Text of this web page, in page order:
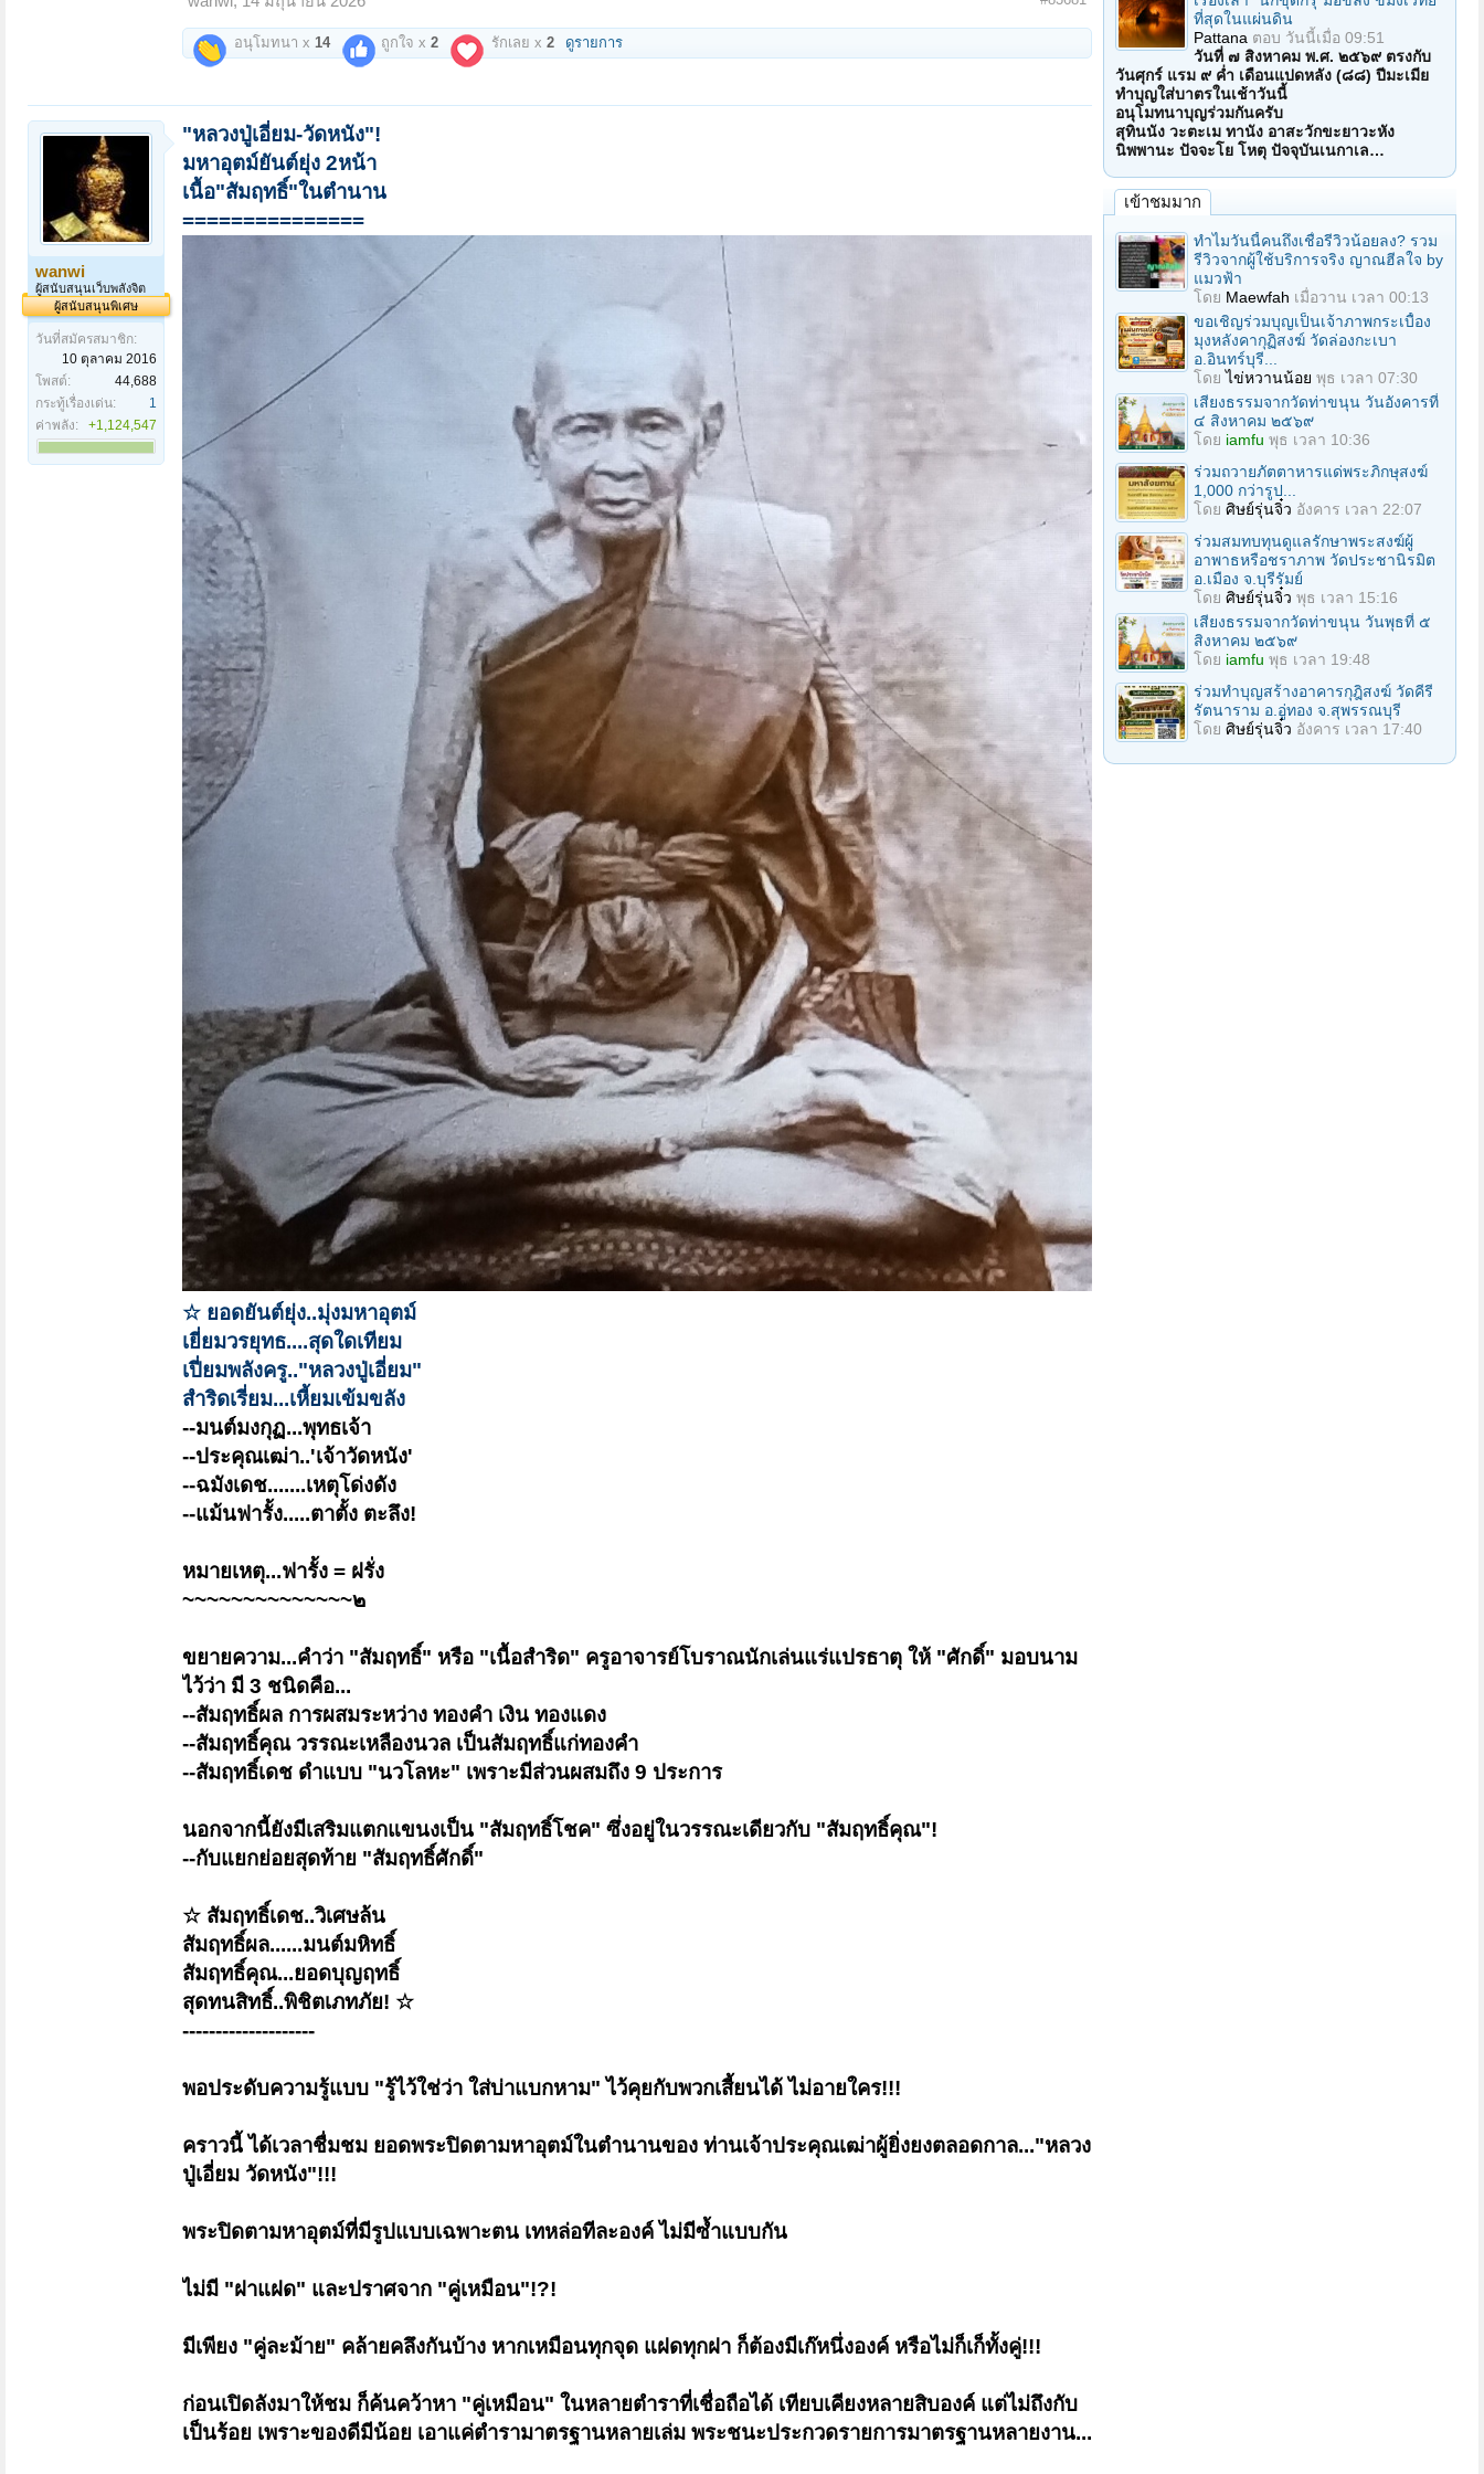
อนุโมทนา x 14 ถูกใจ x 2 รักเลย x 2 ดูรายการ
wanwi
ผู้สนับสนุนเว็บพลังจิต
ผู้สนับสนุนพิเศษ
วันที่สมัครสมาชิก:
10 ตุลาคม 2016
โพสต์:
44,688
กระทู้เรื่องเด่น:
1
ค่าพลัง:
+1,124,547
"หลวงปู่เอี่ยม-วัดหนัง"!
มหาอุตม์ยันต์ยุ่ง 2หน้า
เนื้อ"สัมฤทธิ์"ในตำนาน
===============
☆ ยอดยันต์ยุ่ง..มุ่งมหาอุตม์
เยี่ยมวรยุทธ....สุดใดเทียม
เปี่ยมพลังครู.."หลวงปู่เอี่ยม"
สำริดเรี่ยม...เหี้ยมเข้มขลัง
--มนต์มงกุฏ...พุทธเจ้า
--ประคุณเฒ่า..'เจ้าวัดหนัง'
--ฉมังเดช.......เหตุโด่งดัง
--แม้นฟารั้ง.....ตาตั้ง ตะลึง!
หมายเหตุ...ฟารั้ง = ฝรั่ง
~~~~~~~~~~~~~~๒
ขยายความ...คำว่า "สัมฤทธิ์" หรือ "เนื้อสำริด" ครูอาจารย์โบราณนักเล่นแร่แปรธาตุ ให้ "ศักดิ์" มอบนาม
ไว้ว่า มี 3 ชนิดคือ...
--สัมฤทธิ์ผล การผสมระหว่าง ทองคำ เงิน ทองแดง
--สัมฤทธิ์คุณ วรรณะเหลืองนวล เป็นสัมฤทธิ์แก่ทองคำ
--สัมฤทธิ์เดช ดำแบบ "นวโลหะ" เพราะมีส่วนผสมถึง 9 ประการ
นอกจากนี้ยังมีเสริมแตกแขนงเป็น "สัมฤทธิ์โชค" ซึ่งอยู่ในวรรณะเดียวกับ "สัมฤทธิ์คุณ"!
--กับแยกย่อยสุดท้าย "สัมฤทธิ์ศักดิ์"
☆ สัมฤทธิ์เดช..วิเศษล้น
สัมฤทธิ์ผล......มนต์มหิทธิ์
สัมฤทธิ์คุณ...ยอดบุญฤทธิ์
สุดทนสิทธิ์..พิชิตเภทภัย! ☆
--------------------
พอประดับความรู้แบบ "รู้ไว้ใช่ว่า ใส่บ่าแบกหาม" ไว้คุยกับพวกเสี้ยนได้ ไม่อายใคร!!!
คราวนี้ ได้เวลาชื่มชม ยอดพระปิดตามหาอุตม์ในตำนานของ ท่านเจ้าประคุณเฒ่าผู้ยิ่งยงตลอดกาล..."หลวง
ปู่เอี่ยม วัดหนัง"!!!
พระปิดตามหาอุตม์ที่มีรูปแบบเฉพาะตน เทหล่อทีละองค์ ไม่มีซ้ำแบบกัน
ไม่มี "ฝาแฝด" และปราศจาก "คู่เหมือน"!?!
มีเพียง "คู่ละม้าย" คล้ายคลึงกันบ้าง หากเหมือนทุกจุด แฝดทุกฝา ก็ต้องมีเก๊หนึ่งองค์ หรือไม่ก็เก็ทั้งคู่!!!
ก่อนเปิดลังมาให้ชม ก็ค้นคว้าหา "คู่เหมือน" ในหลายตำราที่เชื่อถือได้ เทียบเคียงหลายสิบองค์ แต่ไม่ถึงกับ
เป็นร้อย เพราะของดีมีน้อย เอาแค่ตำรามาตรฐานหลายเล่ม พระชนะประกวดรายการมาตรฐานหลายงาน...
ที่สุดในแผ่นดิน
Pattana ตอบ วันนี้เมื่อ 09:51
วันที่ ๗ สิงหาคม พ.ศ. ๒๕๖๙ ตรงกับ
วันศุกร์ แรม ๙ ค่ำ เดือนแปดหลัง (๘๘) ปีมะเมีย
ทำบุญใส่บาตรในเช้าวันนี้
อนุโมทนาบุญร่วมกันครับ
สุทินนัง วะตะเม ทานัง อาสะวักขะยาวะหัง
นิพพานะ ปัจจะโย โหตุ ปัจจุบันเนกาเล…
เข้าชมมาก
ทำไมวันนี้คนถึงเชื่อรีวิวน้อยลง? รวม
รีวิวจากผู้ใช้บริการจริง ญาณฮีลใจ by
แมวฟ้า
โดย Maewfah เมื่อวาน เวลา 00:13
ขอเชิญร่วมบุญเป็นเจ้าภาพกระเบื้อง
มุงหลังคากุฏิสงฆ์ วัดล่องกะเบา
อ.อินทร์บุรี...
โดยไข่หวานน้อย พุธ เวลา 07:30
เสียงธรรมจากวัดท่าขนุน วันอังคารที่
๔ สิงหาคม ๒๕๖๙
โดย iamfu พุธ เวลา 10:36
ร่วมถวายภัตตาหารแด่พระภิกษุสงฆ์
1,000 กว่ารูป...
โดย ศิษย์รุ่นจิ๋ว อังคาร เวลา 22:07
ร่วมสมทบทุนดูแลรักษาพระสงฆ์ผู้
อาพาธหรือชราภาพ วัดประชานิรมิต
อ.เมือง จ.บุรีรัมย์
โดย ศิษย์รุ่นจิ๋ว พุธ เวลา 15:16
เสียงธรรมจากวัดท่าขนุน วันพุธที่ ๕
สิงหาคม ๒๕๖๙
โดย iamfu พุธ เวลา 19:48
ร่วมทำบุญสร้างอาคารกุฎิสงฆ์ วัดคีรี
รัตนาราม อ.อู่ทอง จ.สุพรรณบุรี
โดย ศิษย์รุ่นจิ๋ว อังคาร เวลา 17:40